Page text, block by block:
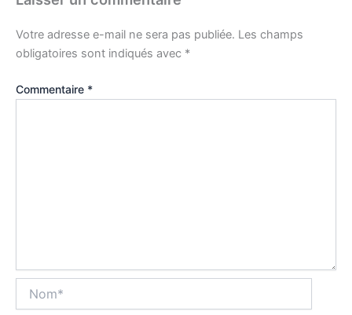
Votre adresse e-mail ne sera pas publiée. Les champs
obligatoires sont indiqués avec *
Commentaire *